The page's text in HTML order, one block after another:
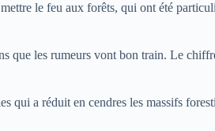
le feu aux forêts, qui ont été
que les rumeurs vont bon train. Le
qui a réduit en cendres les massifs